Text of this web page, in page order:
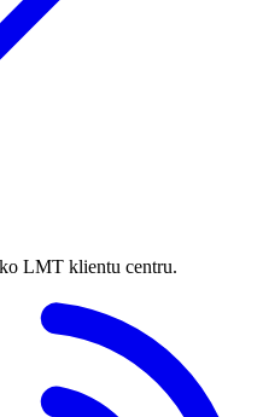
LMT klientu centru.